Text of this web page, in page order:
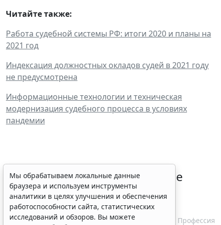
Читайте также:
Работа судебной системы РФ: итоги 2020 и планы на
2021 год
Индексация должностных окладов судей в 2021 году
не предусмотрена
Информационные технологии и техническая
модернизация судебного процесса в условиях
пандемии
Совет ФПА РФ утвердил новые
разъяснения по вопросам
адвокатской деятельности
7 августа 2026 13:56 Профессия
Мы обрабатываем локальные данные
браузера и используем инструменты
аналитики в целях улучшения и обеспечения
работоспособности сайта, статистических
исследований и обзоров. Вы можете